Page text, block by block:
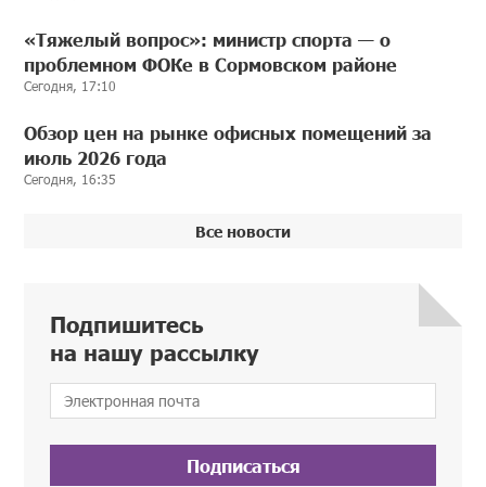
«Тяжелый вопрос»: министр спорта — о
проблемном ФОКе в Сормовском районе
Сегодня, 17:10
Обзор цен на рынке офисных помещений за
июль 2026 года
Сегодня, 16:35
Все новости
Подпишитесь
на нашу рассылку
Подписаться